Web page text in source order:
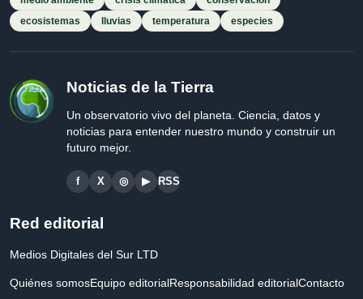
ecosistemas
lluvias temperatura especies
Noticias de la Tierra
Un observatorio vivo del planeta. Ciencia, datos y
noticias para entender nuestro mundo y construir un
futuro mejor.
f X ◎ ▶ RSS
Red editorial
Medios Digitales del Sur LTD
Quiénes somosEquipo editorialResponsabilidad editorialContacto